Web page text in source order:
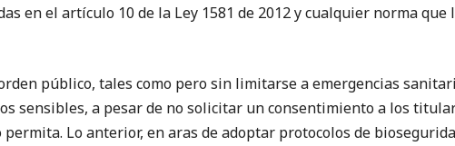
en el artículo 10 de la Ley 1581 de 2012 y cualquier norma
público, tales como pero sin limitarse a emergencias
sensibles, a pesar de no solicitar un consentimiento a los
Lo anterior, en aras de adoptar protocolos de